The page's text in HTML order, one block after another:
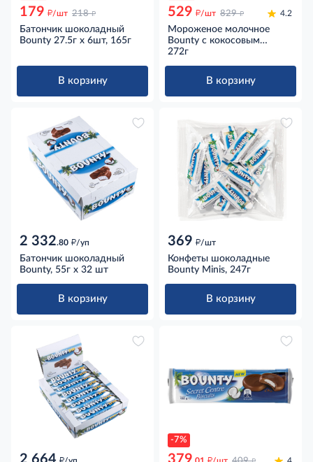
179 д/шт 218 д
Батончик шоколадный
Bounty 27.5г х 6шт, 165г
В корзину
529 д/шт 829 д 4.2
Мороженое молочное
Bounty с кокосовым
молоком, мякотью кокоса
272г
В корзину
2 332.80 д/уп
Батончик шоколадный
Bounty, 55г x 32 шт
В корзину
369 д/шт
Конфеты шоколадные
Bounty Minis, 247г
В корзину
2 664 д
-7%
379 д д